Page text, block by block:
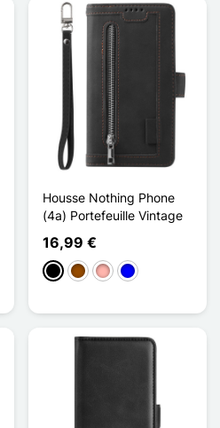
Housse Nothing Phone
(4a) Portefeuille Vintage
16,99 €
PretoCastanho
Ouro rosa
Azul